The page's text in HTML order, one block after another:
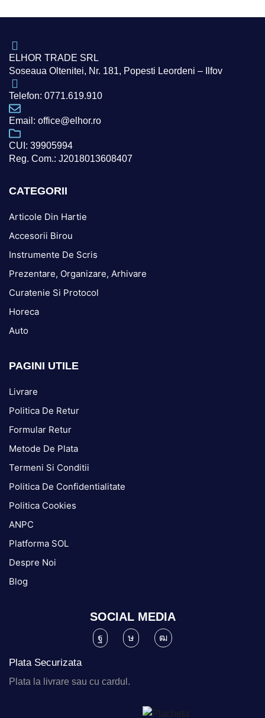
ELHOR TRADE SRL
Soseaua Oltenitei, Nr. 181, Popesti Leordeni – Ilfov
Telefon: 0771.619.910
Email: office@elhor.ro
CUI: 39905994
Reg. Com.: J2018013608407
CATEGORII
Articole Din Hartie
Accesorii Birou
Instrumente De Scris
Prezentare, Organizare, Arhivare
Curatenie Si Protocol
Horeca
Auto
PAGINI UTILE
Livrare
Politica De Retur
Formular Retur
Metode De Plata
Termeni Si Conditii
Politica De Confidentialitate
Politica Cookies
ANPC
Platforma SOL
Despre Noi
Blog
SOCIAL MEDIA
Plata Securizata
Plata la livrare sau cu cardul.